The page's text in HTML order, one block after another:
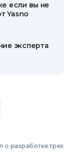
если вы не
Yasno
эксперта
о разработке трех